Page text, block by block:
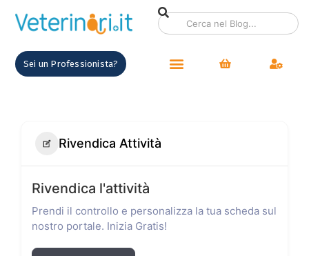
Sei un Professionista?
Rivendica Attività
Rivendica l'attività
Prendi il controllo e personalizza la tua scheda sul
nostro portale. Inizia Gratis!